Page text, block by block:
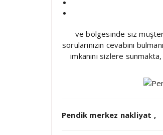
ve bölgesinde siz
sorularınızın cevabını
imkanını sizlere
Pendik merkez nakliyat ,